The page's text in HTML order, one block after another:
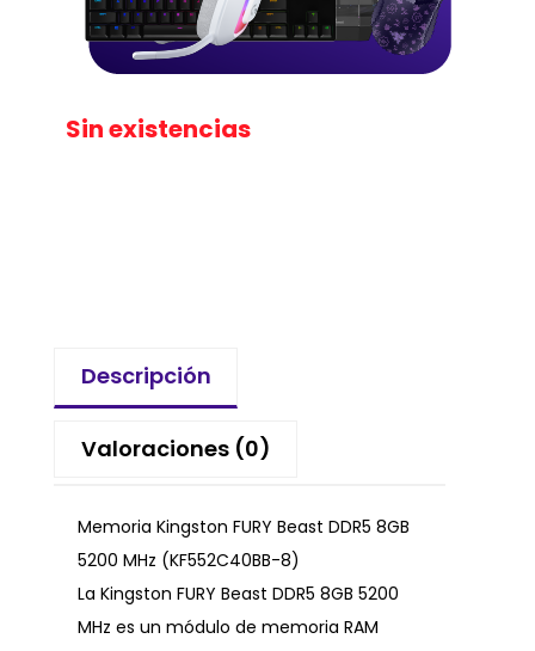
Sin existencias
Descripción
Valoraciones (0)
Memoria Kingston FURY Beast DDR5 8GB
5200 MHz (KF552C40BB-8)
La Kingston FURY Beast DDR5 8GB 5200
MHz es un módulo de memoria RAM